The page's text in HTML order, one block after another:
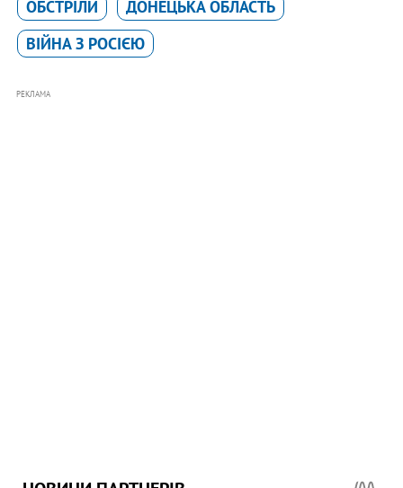
ОБСТРІЛИ
ДОНЕЦЬКА ОБЛАСТЬ
ВІЙНА З РОСІЄЮ
РЕКЛАМА